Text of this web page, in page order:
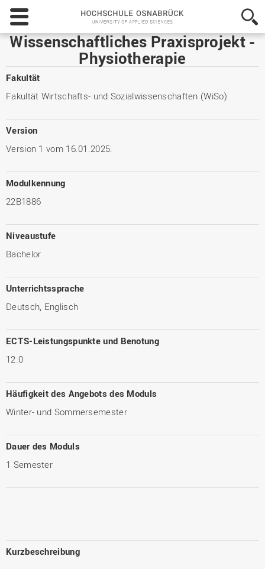
Hochschule
Osnabrück
-
University
Applied
Wissenschaftliches Praxisprojekt -
Physiotherapie
Fakultät
Fakultät Wirtschafts- und Sozialwissenschaften (WiSo)
Version
Version 1 vom 16.01.2025.
Modulkennung
22B1886
Niveaustufe
Bachelor
Unterrichtssprache
Deutsch, Englisch
ECTS-Leistungspunkte und Benotung
12.0
Häufigkeit des Angebots des Moduls
Winter- und Sommersemester
Dauer des Moduls
1 Semester
Kurzbeschreibung